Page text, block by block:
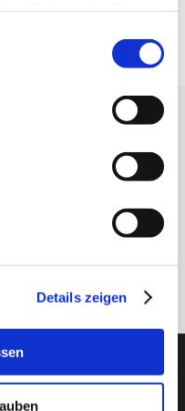
Details zeigen
Newsletter